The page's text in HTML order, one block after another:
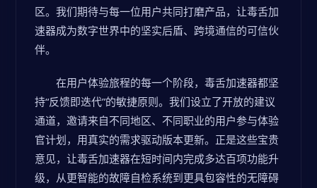
区。我们期待与每一位用户共同打磨产品，让毒舌加
速器成为数字世界中的坚实后盾、跨境通信的可信伙
伴。
在用户体验旅程的每一个阶段，毒舌加速器都坚
持“反馈即迭代”的敏捷原则。我们设立了开放的建议
通道，邀请来自不同地区、不同职业的用户参与体验
官计划，用真实的需求驱动版本更新。正是这些宝贵
意见，让毒舌加速器在短时间内完成多达百项功能升
级，从更智能的故障自检系统到更具包容性的无障碍